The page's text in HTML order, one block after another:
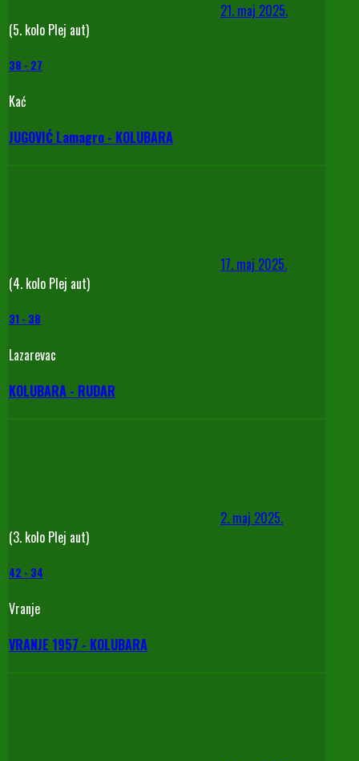
21. maj 2025.
(5. kolo Plej aut)
38 - 27
Kać
JUGOVIĆ Lamagro - KOLUBARA
17. maj 2025.
(4. kolo Plej aut)
31 - 38
Lazarevac
KOLUBARA - RUDAR
2. maj 2025.
(3. kolo Plej aut)
42 - 34
Vranje
VRANJE 1957 - KOLUBARA